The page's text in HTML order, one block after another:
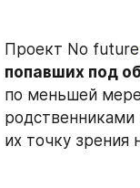
Проект Nо future
попавших под
по меньшей
родственниками
их точку зрения